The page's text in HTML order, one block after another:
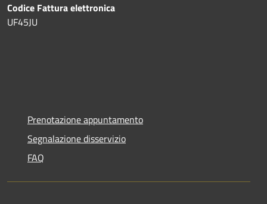
Codice Fattura elettronica
UF45JU
Prenotazione appuntamento
Segnalazione disservizio
FAQ